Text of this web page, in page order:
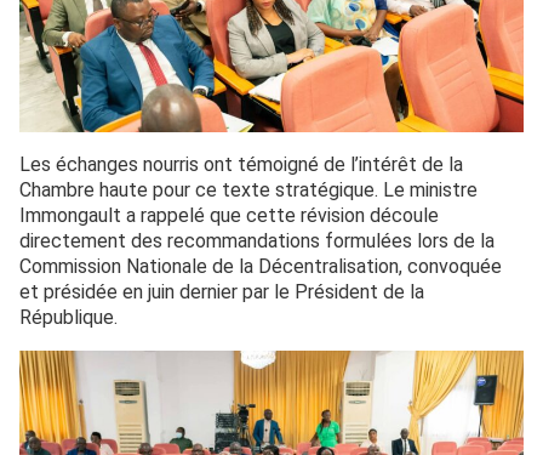
Les échanges nourris ont témoigné de l’intérêt de la
Chambre haute pour ce texte stratégique. Le ministre
Immongault a rappelé que cette révision découle
directement des recommandations formulées lors de la
Commission Nationale de la Décentralisation, convoquée
et présidée en juin dernier par le Président de la
République.